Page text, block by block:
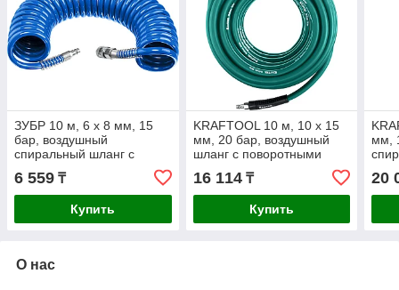
ЗУБР 10 м, 6 х 8 мм, 15
бар, воздушный
спиральный шланг с
фитингами рапид,
Профессионал (6473-10)
6 559 ₸
Купить
KRAFTOOL 10 м, 10 х 15
мм, 20 бар, воздушный
шланг с поворотными
фитингами рапид
16 114₸
Купить
мм,
20
О нас